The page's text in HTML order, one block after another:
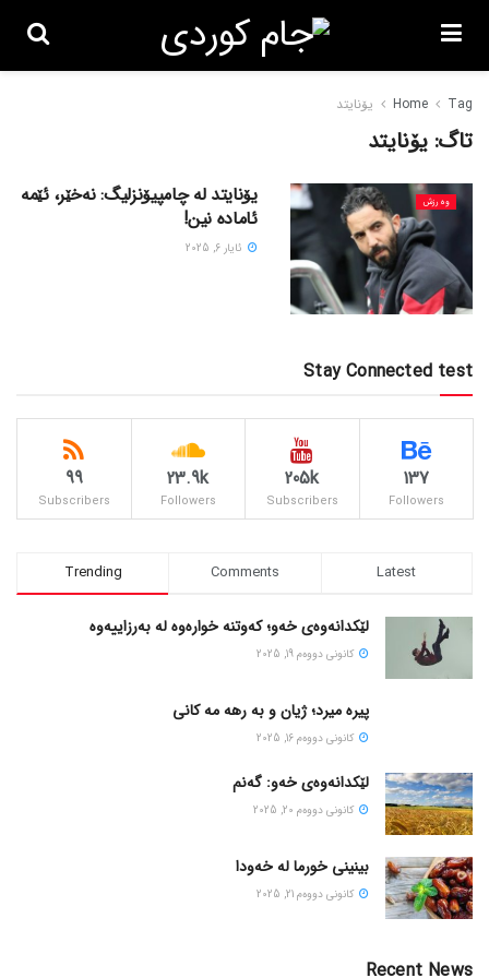
Home Tag یۆنایتد
تاگ: یۆنایتد
وەرزش
یۆنایتد لە چامپیۆنزلیگ: نەخێر، ئێمە
ئامادە نین!
ئایار 6, 2025
Stay Connected test
137
Followers
205k
Subscribers
23.9k
Followers
99
Subscribers
Trending Comments Latest
لێکدانەوەی خەو؛ کەوتنە خوارەوە لە بەرزاییەوە
كانونی دووه‌م 19, 2025
پیره میرد؛ ژیان و به رهه مه کانی
كانونی دووه‌م 16, 2025
لێکدانەوەی خەو: گەنم
كانونی دووه‌م 20, 2025
بینینی خورما لە خەودا
كانونی دووه‌م 21, 2025
Recent News